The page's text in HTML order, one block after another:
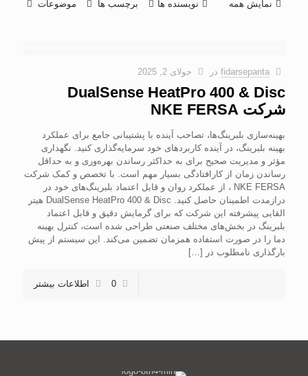
موضوعات برچسب ها نویسنده ها نمایش همه
fidarsepanta در جولای 2, 2025
DualSense HeatPro 400 & Disc
شرکت NKE FERSA
بهینه‌سازی بلبرینگ‌ها، تصاحب آینده با پشتیبانی جامع برای عملکرد
بهینه بلبرینگ، در آینده کاربردهای خود سرمایه‌گذاری کنید. نگهداری
مؤثر و مدیریت صحیح برای به حداکثر رساندن بهره‌وری و به حداقل
رساندن زمان از کارافتادگی بسیار مهم است. با تخصص و کمک شرکت
NKE FERSA ، از عملکرد روان و قابل اعتماد بلبرینگ‌های خود در
درازمدت اطمینان حاصل کنید. DualSense HeatPro 400 & Disc هیتر
القایی پیشرفته این شرکت که برای گرمایش دقیق و قابل اعتماد
بلبرینگ در بخش‌های مختلف صنعتی طراحی شده است، کنترل بهینه
دما را در صورت استفاده همزمان تضمین می‌کند. این سیستم از پیش
بارگذاری نامطلوب در
[…]
0 اطلاعات بیشتر